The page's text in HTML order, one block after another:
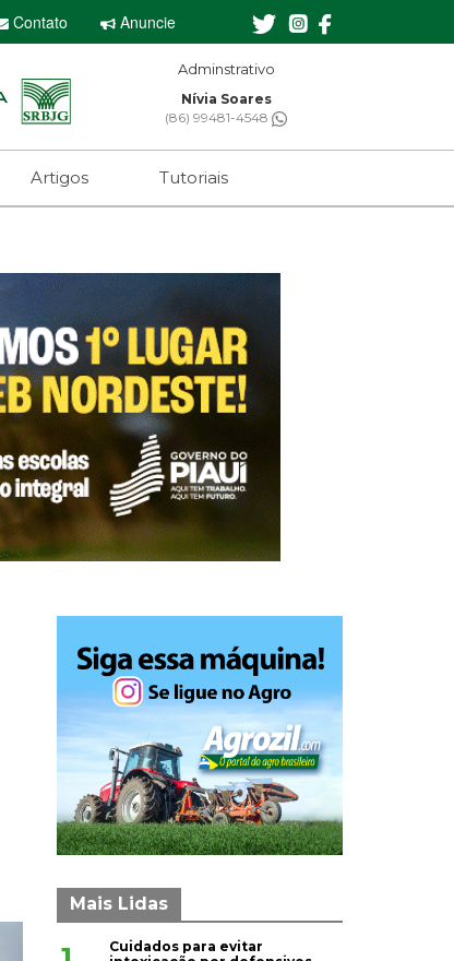
Contato Anuncie
Editor-chefe
Sebastian Eugênio
(61) 99650-2473
Artigos Tutoriais
Mais Lidas
Cuidados para evitar